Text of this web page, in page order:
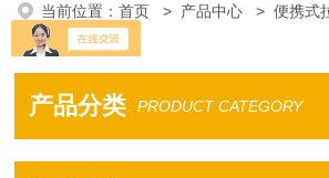
当前位置：首页 > 产品中心 >便携式
拉曼光谱仪
产品分类 PRODUCT CATEGORY